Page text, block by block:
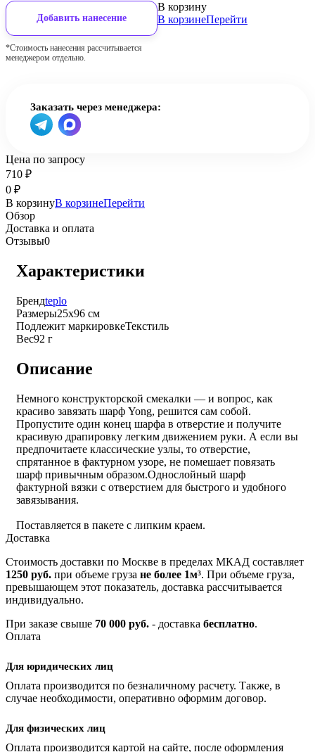
Добавить нанесение
*Стоимость нанесения рассчитывается
менеджером отдельно.
В корзину
В корзинеПерейти
Заказать через менеджера:
Цена по запросу
710 ₽
0 ₽
В корзинуВ корзинеПерейти
Обзор
Доставка и оплата
Отзывы0
Характеристики
Брендteplo
Размеры25х96 см
Подлежит маркировкеТекстиль
Вес92 г
Описание
Немного конструкторской смекалки — и вопрос, как
красиво завязать шарф Yong, решится сам собой.
Пропустите один конец шарфа в отверстие и получите
красивую драпировку легким движением руки. А если вы
предпочитаете классические узлы, то отверстие,
спрятанное в фактурном узоре, не помешает повязать
шарф привычным образом.Однослойный шарф
фактурной вязки с отверстием для быстрого и удобного
завязывания.
Поставляется в пакете с липким краем.
Доставка
Стоимость доставки по Москве в пределах МКАД составляет
1250 руб. при объеме груза не более 1м³. При объеме груза,
превышающем этот показатель, доставка рассчитывается
индивидуально.
При заказе свыше 70 000 руб. - доставка бесплатно.
Оплата
Для юридических лиц
Оплата производится по безналичному расчету. Также, в
случае необходимости, оперативно оформим договор.
Для физических лиц
Оплата производится картой на сайте, после оформления